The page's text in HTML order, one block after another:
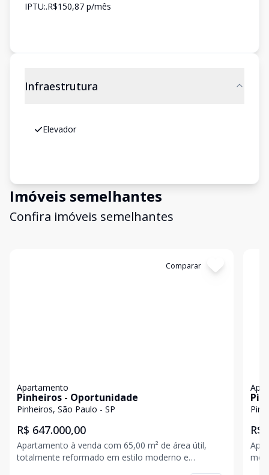
IPTU:.R$150,87 p/mês
Infraestrutura
Elevador
Imóveis semelhantes
Confira imóveis semelhantes
Comparar
Apartamento
Pinheiros - Oportunidade
Pinheiros, São Paulo - SP
R$ 647.000,00
Apartamento à venda com 65,00 m² de área útil,
totalmente reformado em estilo moderno e
R$